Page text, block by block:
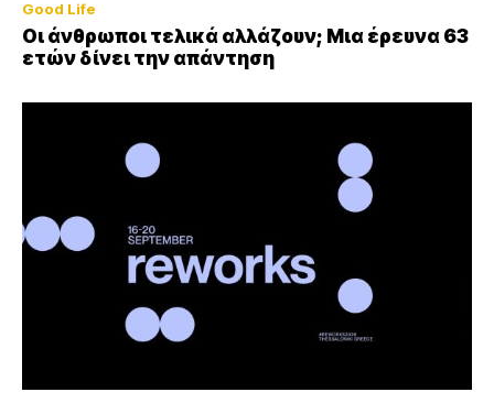
Good Life
Οι άνθρωποι τελικά αλλάζουν; Μια έρευνα 63
ετών δίνει την απάντηση